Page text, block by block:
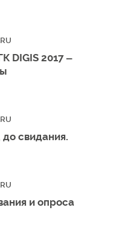
DIGIS 2017 –
до свидания.
и опроса